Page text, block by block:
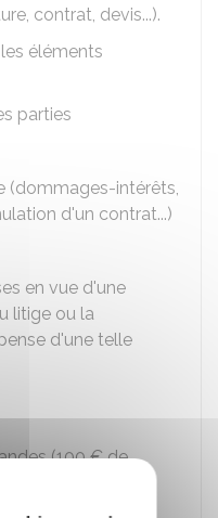
contrat, devis...).
éléments
parties
(dommages-intérêts,
d'un contrat...)
en vue d'une
litige ou la
d'une telle
(100 €de